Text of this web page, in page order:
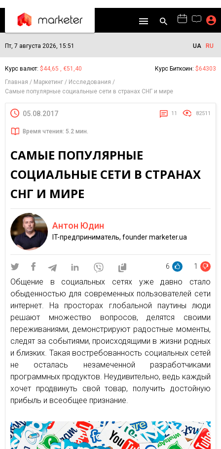
Пт, 7 августа 2026, 15:51 UA RU
Курс валют: $44,65 , €51,40 Курс Биткоин: $64303
Главная
Маркетинг
Исследования
Самые популярные социальные сети в странах СНГ и мире
05.08.2017 11 82511
Время чтения: 5.2 мин.
САМЫЕ ПОПУЛЯРНЫЕ
СОЦИАЛЬНЫЕ СЕТИ В СТРАНАХ
СНГ И МИРЕ
Антон Юдин
IT-предприниматель, founder marketer.ua
6 1
Общение в социальных сетях уже давно стало
обыденностью для современных пользователей сети
интернет. На просторах глобальной паутины люди
решают множество вопросов, делятся своими
переживаниями, демонстрируют радостные моменты,
следят за событиями, происходящими в жизни родных
и близких. Такая востребованность социальных сетей
не осталась незамеченной разработчиками
программных продуктов. Неудивительно, ведь каждый
хочет продвинуть свой товар, получить достойную
прибыль и всеобщее признание.